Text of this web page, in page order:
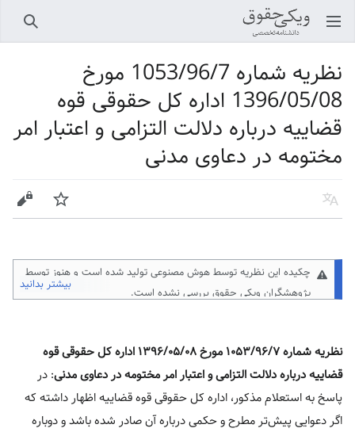
باز کردن منو اصلی جستجو
نظریه شماره 1053/96/7 مورخ
1396/05/08 اداره کل حقوقی قوه
قضاییه درباره دلالت التزامی و اعتبار امر
مختومه در دعاوی مدنی
زبان پیگیری ویرایش
بیشتر بدانید
چکیده این نظریه توسط هوش مصنوعی تولید شده است و هنوز توسط
پژوهشگران ویکی حقوقبررسی نشده است.
نظریه شماره ۱۰۵۳/۹۶/۷ مورخ ۱۳۹۶/۰۵/۰۸ اداره کل حقوقی قوه
قضاییه درباره دلالت التزامی و اعتبار امر مختومه در دعاوی مدنی: در
پاسخ به استعلام مذکور، اداره کل حقوقی قوه قضاییه اظهار داشته که
اگر دعوایی پیش‌تر مطرح و حکمی درباره آن صادر شده باشد و دوباره